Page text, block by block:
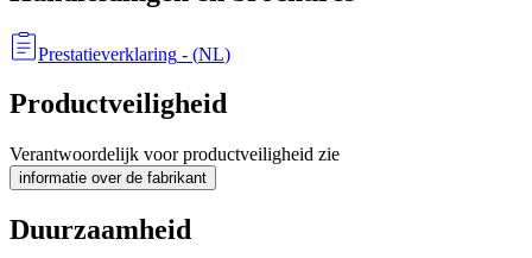
Prestatieverklaring - (NL)
Productveiligheid
Verantwoordelijk voor productveiligheid zie
informatie over de fabrikant
Duurzaamheid